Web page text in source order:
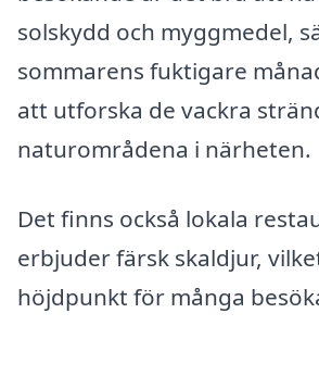
solskydd och myggmedel,
sommarens fuktigare
att utforska de vackra
naturområdena i närheten.
Det finns också lokala
erbjuder färsk skaldjur,
höjdpunkt för många